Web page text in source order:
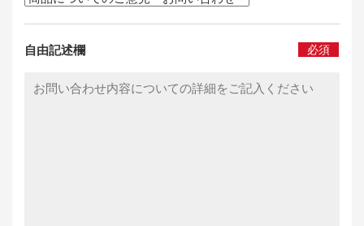
自由記述欄 必須